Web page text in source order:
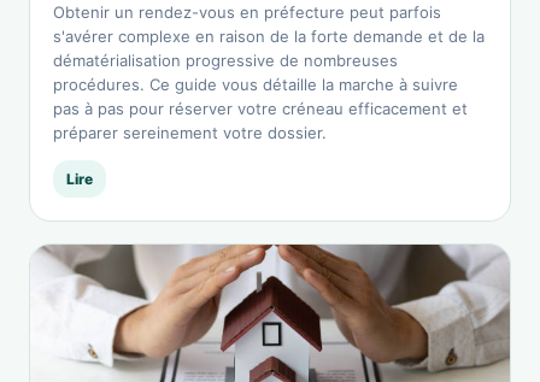
Obtenir un rendez-vous en préfecture peut parfois
s'avérer complexe en raison de la forte demande et de la
dématérialisation progressive de nombreuses
procédures. Ce guide vous détaille la marche à suivre
pas à pas pour réserver votre créneau efficacement et
préparer sereinement votre dossier.
Lire